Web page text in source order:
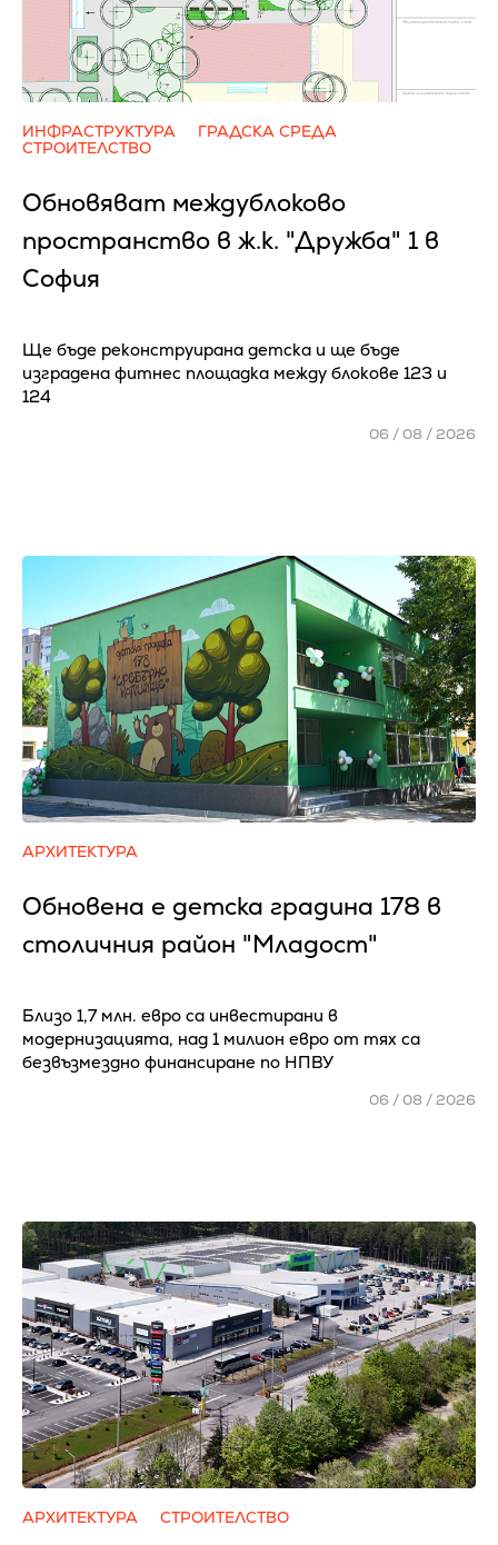
ИНФРАСТРУКТУРА
ГРАДСКА СРЕДА
СТРОИТЕЛСТВО
Обновяват междублоково
пространство в ж.к. "Дружба" 1 в
София
Ще бъде реконструирана детска и ще бъде
изградена фитнес площадка между блокове 123 и
124
06 / 08 / 2026
АРХИТЕКТУРА
Обновена е детска градина 178 в
столичния район "Младост"
Близо 1,7 млн. евро са инвестирани в
модернизацията, над 1 милион евро от тях са
безвъзмездно финансиране по НПВУ
06 / 08 / 2026
АРХИТЕКТУРА СТРОИТЕЛСТВО